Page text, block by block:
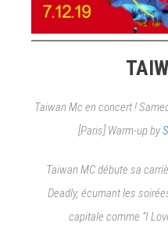
Taiwan Mc en concert !
[Paris] Warm-up by
Taiwan MC débute sa
Deadly, écumant les
capitale comme “I